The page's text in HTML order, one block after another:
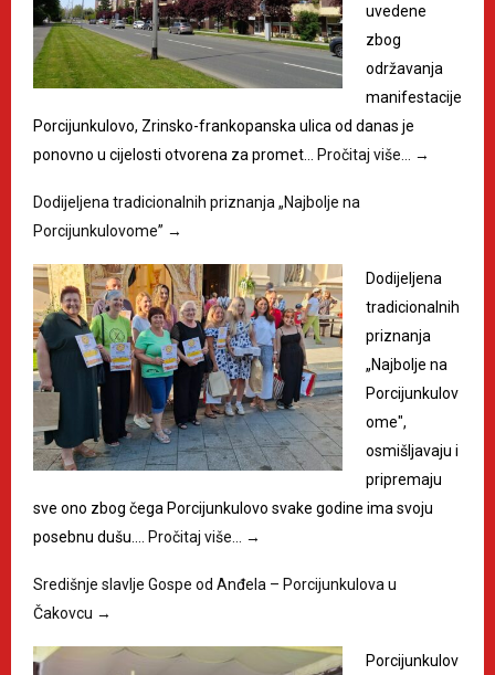
uvedene
zbog
održavanja
manifestacije
Porcijunkulovo, Zrinsko-frankopanska ulica od danas je
ponovno u cijelosti otvorena za promet…
Pročitaj više… →
Dodijeljena tradicionalnih priznanja „Najbolje na
Porcijunkulovome” →
Dodijeljena
tradicionalnih
priznanja
„Najbolje na
Porcijunkulov
ome",
osmišljavaju i
pripremaju
sve ono zbog čega Porcijunkulovo svake godine ima svoju
posebnu dušu.…
Pročitaj više… →
Središnje slavlje Gospe od Anđela – Porcijunkulova u
Čakovcu →
Porcijunkulov